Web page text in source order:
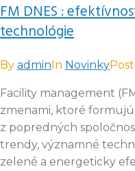
FM DNES :
technológie
By admin In Novinky
Facility management
zmenami, ktoré
z popredných
trendy, významné
zelené a energeticky